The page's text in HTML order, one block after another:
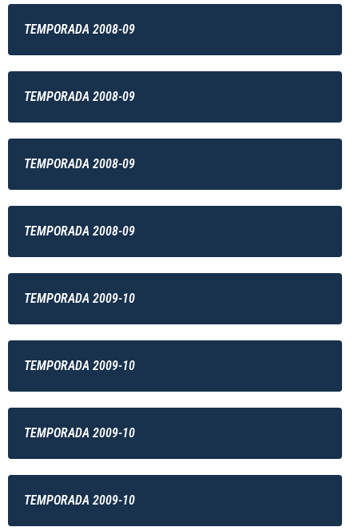
TEMPORADA 2008-09
TEMPORADA 2008-09
TEMPORADA 2008-09
TEMPORADA 2008-09
TEMPORADA 2009-10
TEMPORADA 2009-10
TEMPORADA 2009-10
TEMPORADA 2009-10